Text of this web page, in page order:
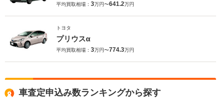
平均買取相場： 3万円〜641.2万円
トヨタ
プリウスα
平均買取相場： 3万円〜774.3万円
車査定申込み数ランキングから探す